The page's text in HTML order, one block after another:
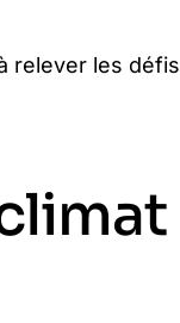
relever les défis